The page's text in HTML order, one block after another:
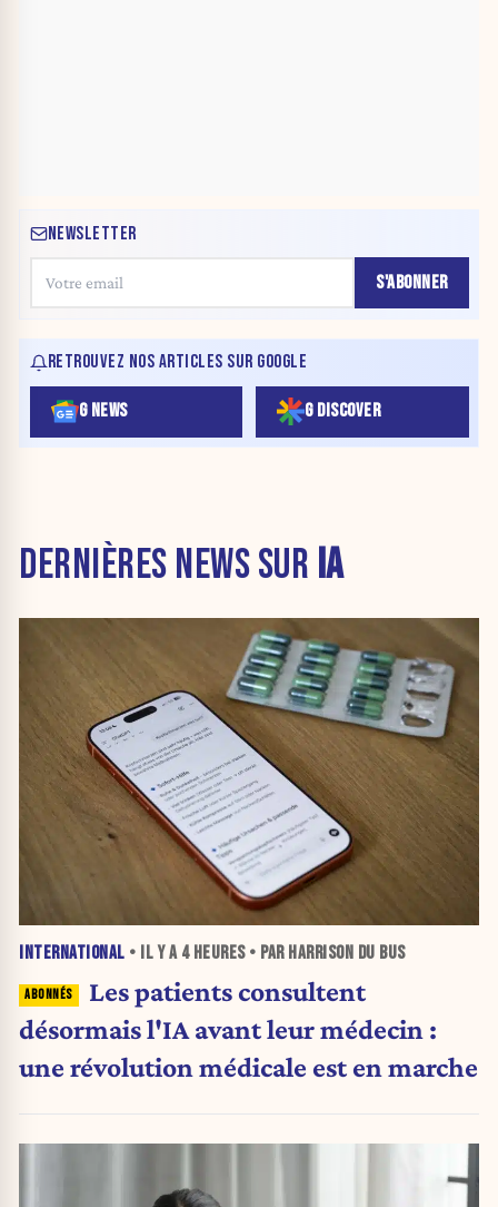
NEWSLETTER
S'ABONNER
RETROUVEZ NOS ARTICLES SUR GOOGLE
G NEWS G DISCOVER
DERNIÈRES NEWS SUR IA
INTERNATIONAL • IL Y A 4 HEURES• PAR HARRISON DU BUS
Les patients consultent
désormais l'IA avant leur médecin :
une révolution médicale est en marche